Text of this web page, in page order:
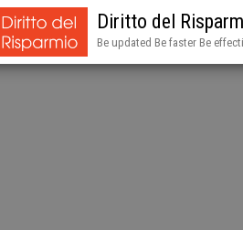
Diritto del
Be updated Be faster Be